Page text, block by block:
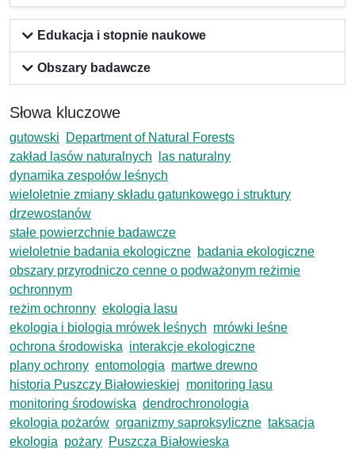
Edukacja i stopnie naukowe
Obszary badawcze
Słowa kluczowe
gutowski
Department of Natural Forests
zakład lasów naturalnych
las naturalny
dynamika zespołów leśnych
wieloletnie zmiany składu gatunkowego i struktury
drzewostanów
stałe powierzchnie badawcze
wieloletnie badania ekologiczne badania ekologiczne
obszary przyrodniczo cenne o podważonym reżimie
ochronnym
reżim ochronny ekologia lasu
ekologia i biologia mrówek leśnych mrówki leśne
ochrona środowiska interakcje ekologiczne
plany ochrony entomologia martwe drewno
historia Puszczy Białowieskiej monitoring lasu
monitoring środowiska dendrochronologia
ekologia pożarów organizmy saproksyliczne taksacja
ekologia pożary Puszcza Białowieska